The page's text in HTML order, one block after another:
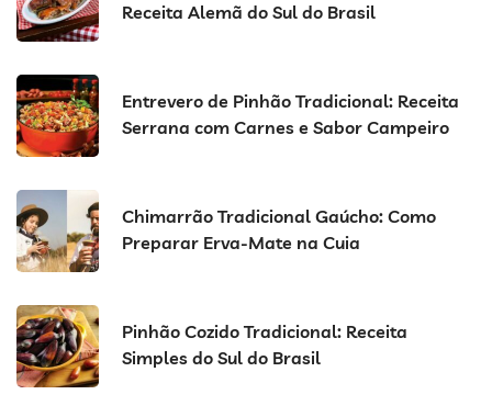
Receita Alemã do Sul do Brasil
Entrevero de Pinhão Tradicional: Receita
Serrana com Carnes e Sabor Campeiro
Chimarrão Tradicional Gaúcho: Como
Preparar Erva-Mate na Cuia
Pinhão Cozido Tradicional: Receita
Simples do Sul do Brasil